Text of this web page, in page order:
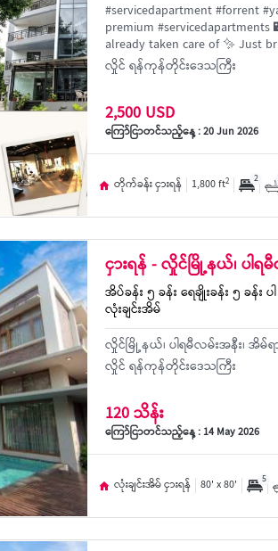
#servicedapartment #forrent
premium #servicedapartments
already taken care of ✨ Just
လှိုင် ရန်ကုန်တိုင်းဒေသကြီး
2,500 USD
ကြော်ငြာတင်သည့်နေ့ : 20 Jun 2026
တိုက်ခန်း ငှားရန် 1,800 ft2 2
ငှားရန် - လှိုင်မြို့နယ်၊ ပါ
အိပ်ခန်း ၅ ခန်း ရေချိုးခန်း ၅ ခ
လုံးချင်းအိမ်
လှိုင်မြို့နယ်၊ ပါရမီလမ်းအနီး၊ အိမ်ရ
လှိုင် ရန်ကုန်တိုင်းဒေသကြီး
120 သိန်း
ကြော်ငြာတင်သည့်နေ့ : 14 May 2026
လုံးချင်းအိမ် ငှားရန် 80' x 80' 5